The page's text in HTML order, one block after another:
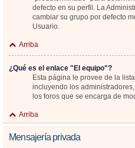
defecto en su perfil. La
cambiar su grupo por defecto
Usuario.
Arriba
¿Qué es el enlace "El equipo"?
Esta página le provee de la
incluyendo los
los foros que se encarga de
Arriba
Mensajería privada